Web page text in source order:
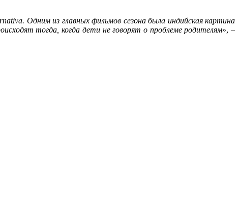
Одним из главных фильмов сезона была индийская картина
тогда, когда дети не говорят о проблеме родителям», –